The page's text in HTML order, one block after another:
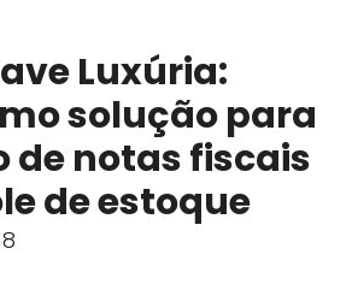
Luxúria:
solução para
de notas fiscais
de estoque